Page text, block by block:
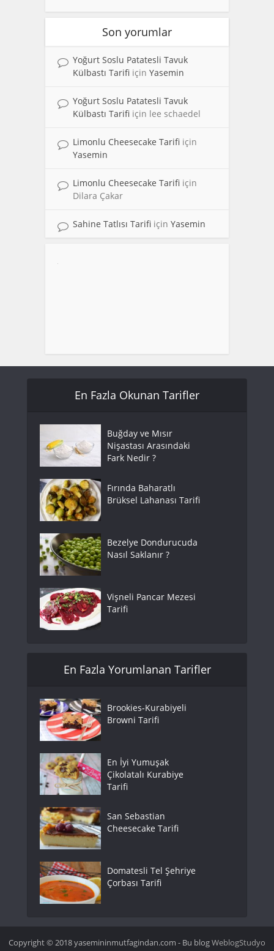
Son yorumlar
Yoğurt Soslu Patatesli Tavuk
Külbastı Tarifi için Yasemin
Yoğurt Soslu Patatesli Tavuk
Külbastı Tarifi için lee schaedel
Limonlu Cheesecake Tarifi için
Yasemin
Limonlu Cheesecake Tarifi için
Dilara Çakar
Sahine Tatlısı Tarifi için Yasemin
En Fazla Okunan Tarifler
Buğday ve Mısır
Nişastası Arasındaki
Fark Nedir ?
Fırında Baharatlı
Brüksel Lahanası Tarifi
Bezelye Dondurucuda
Nasıl Saklanır ?
Vişneli Pancar Mezesi
Tarifi
En Fazla Yorumlanan Tarifler
Brookies-Kurabiyeli
Browni Tarifi
En İyi Yumuşak
Çikolatalı Kurabiye
Tarifi
San Sebastian
Cheesecake Tarifi
Domatesli Tel Şehriye
Çorbası Tarifi
Copyright © 2018 yasemininmutfagindan.com - Bu blogWeblogStudyo